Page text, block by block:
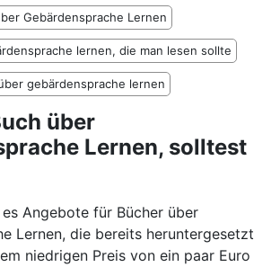
Gebärdensprache Lernen
lernen, die man lesen sollte
gebärdensprache lernen
über
Lernen, solltest
Angebote für Bücher über
Lernen, die bereits heruntergesetzt
niedrigen Preis von ein paar Euro